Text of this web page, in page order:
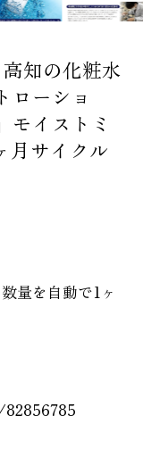
知の化粧水
ローショ
モイストミ
サイクル
量を自動で1ヶ